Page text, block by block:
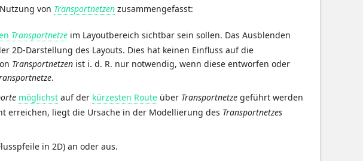
von Transportnetzen zusammengefasst:
Transportnetze im Layoutbereich sichtbar sein sollen. Das Ausblenden
2D-Darstellung des Layouts. Dies hat keinen Einfluss auf die
Transportnetzen ist i. d. R. nur notwendig, wenn diese entworfen oder
.
möglichst auf der kürzesten Route über Transportnetze geführt werden
erreichen, liegt die Ursache in der Modellierung des Transportnetzes
in 2D) an oder aus.